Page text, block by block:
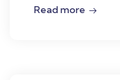
Read more